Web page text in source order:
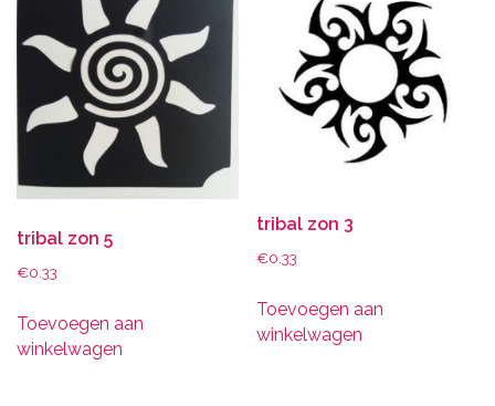
tribal zon 5
€0.33
Toevoegen aan
winkelwagen
tribal zon 3
€0.33
Toevoegen aan
winkelwagen